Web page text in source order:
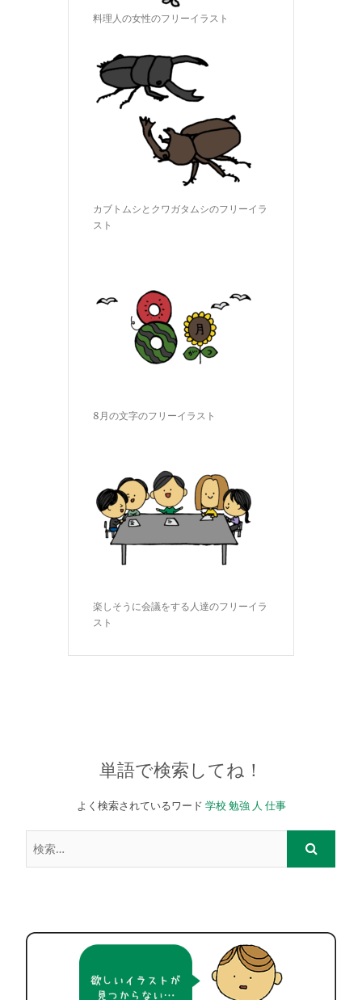
料理人の女性のフリーイラスト
カブトムシとクワガタムシのフリーイラ
スト
8月の文字のフリーイラスト
楽しそうに会議をする人達のフリーイラ
スト
単語で検索してね！
よく検索されているワード 学校 勉強 人 仕事